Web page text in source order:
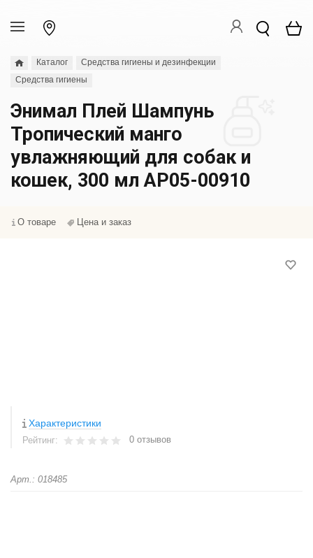
Каталог
Средства гигиены и дезинфекции
Средства гигиены
Энимал Плей Шампунь
Тропический манго
увлажняющий для собак и
кошек, 300 мл АР05-00910
О товаре Цена и заказ
Характеристики
Рейтинг: 0 отзывов
Арт.: 018485